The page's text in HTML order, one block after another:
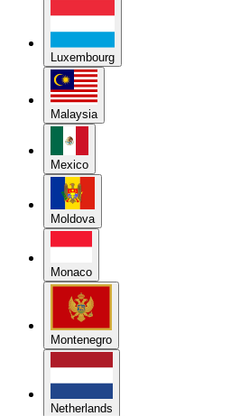
Luxembourg
Malaysia
Mexico
Moldova
Monaco
Montenegro
Netherlands